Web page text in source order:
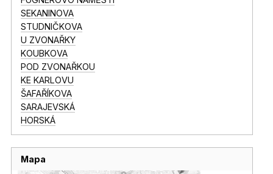
SEKANINOVA
STUDNIČKOVA
U ZVONAŘKY
KOUBKOVA
POD ZVONAŘKOU
KE KARLOVU
ŠAFAŘÍKOVA
SARAJEVSKÁ
HORSKÁ
Mapa